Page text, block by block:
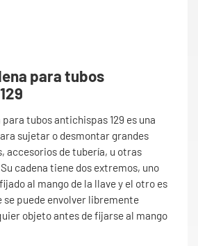
para tubos
tubos antichispas 129 es una
sujetar o desmontar grandes
accesorios de tubería, u otras
cadena tiene dos extremos, uno
al mango de la llave y el otro es
se puede envolver libremente
objeto antes de fijarse al mango